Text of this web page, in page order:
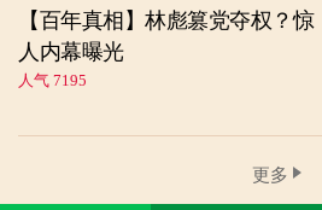
【百年真相】林彪篡党夺权？惊
人内幕曝光
人气 7195
更多